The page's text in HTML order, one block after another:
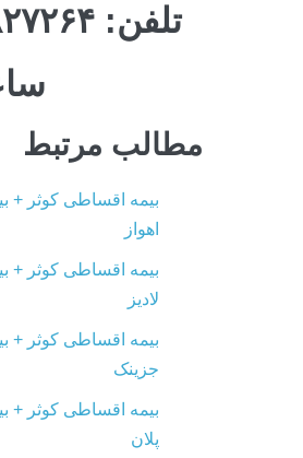
تلفن: ۳۲۸۲۷۲۶۴-۰۲۶ ۳۲۸۲۷۲۶۵-۰۲۶ ۰۹۱۲۳۶۶۷۰۴۵
مطالب مرتبط
بیمه اقساطی کوثر +
اهواز
بیمه اقساطی کوثر +
لادیز
بیمه اقساطی کوثر +
جزینک
بیمه اقساطی کوثر +
پلان